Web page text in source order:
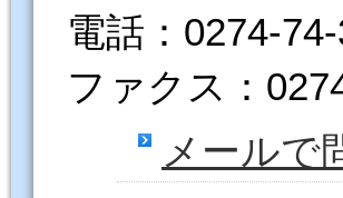
電話：0274-
ファクス：
メールで